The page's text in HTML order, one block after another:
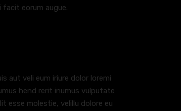
facit eorum augue.
aut veli eum iriure dolor loremi
hend rerit inumus vulputate
esse molestie, velillu dolore eu